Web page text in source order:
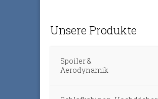
Unsere Produkte
Spoiler &
Aerodynamik